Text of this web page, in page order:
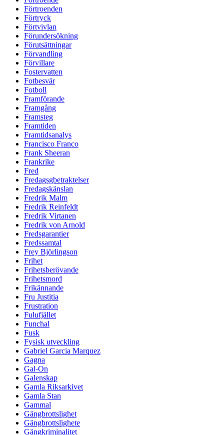
Förtroenden
Förtryck
Förtvivlan
Förundersökning
Förutsättningar
Förvandling
Förvillare
Fostervatten
Fotbesvär
Fotboll
Framförande
Framgång
Framsteg
Framtiden
Framtidsanalys
Francisco Franco
Frank Sheeran
Frankrike
Fred
Fredagsgbetraktelser
Fredagskänslan
Fredrik Malm
Fredrik Reinfeldt
Fredrik Virtanen
Fredrik von Arnold
Fredsgarantier
Fredssamtal
Frey Björlingson
Frihet
Frihetsberövande
Frihetsmord
Frikännande
Fru Justitia
Frustration
Fulufjället
Funchal
Fusk
Fysisk utveckling
Gabriel Garcia Marquez
Gagna
Gal-On
Galenskap
Gamla Riksarkivet
Gamla Stan
Gammal
Gängbrottslighet
Gängbrottslighete
Gängkriminalitet